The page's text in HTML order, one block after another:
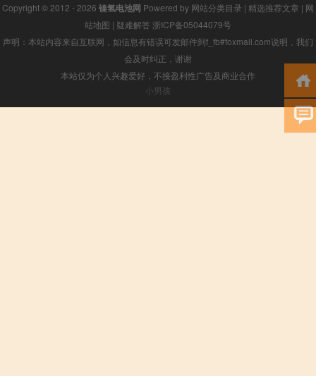
Copyright © 2012 - 2026 镍氢电池网 Powered by 网站分类目录 | 精选推荐文章 | 网
站地图 | 疑难解答 浙ICP备05044079号
声明：本站内容来自互联网，如信息有错误可发邮件到f_fb#foxmail.com说明，我们
会及时纠正，谢谢
本站仅为个人兴趣爱好，不接盈利性广告及商业合作
小男孩